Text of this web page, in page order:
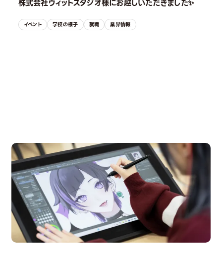
株式会社ウィットスタジオ様にお越しいただきました✨
イベント 学校の様子 就職 業界情報
Campus